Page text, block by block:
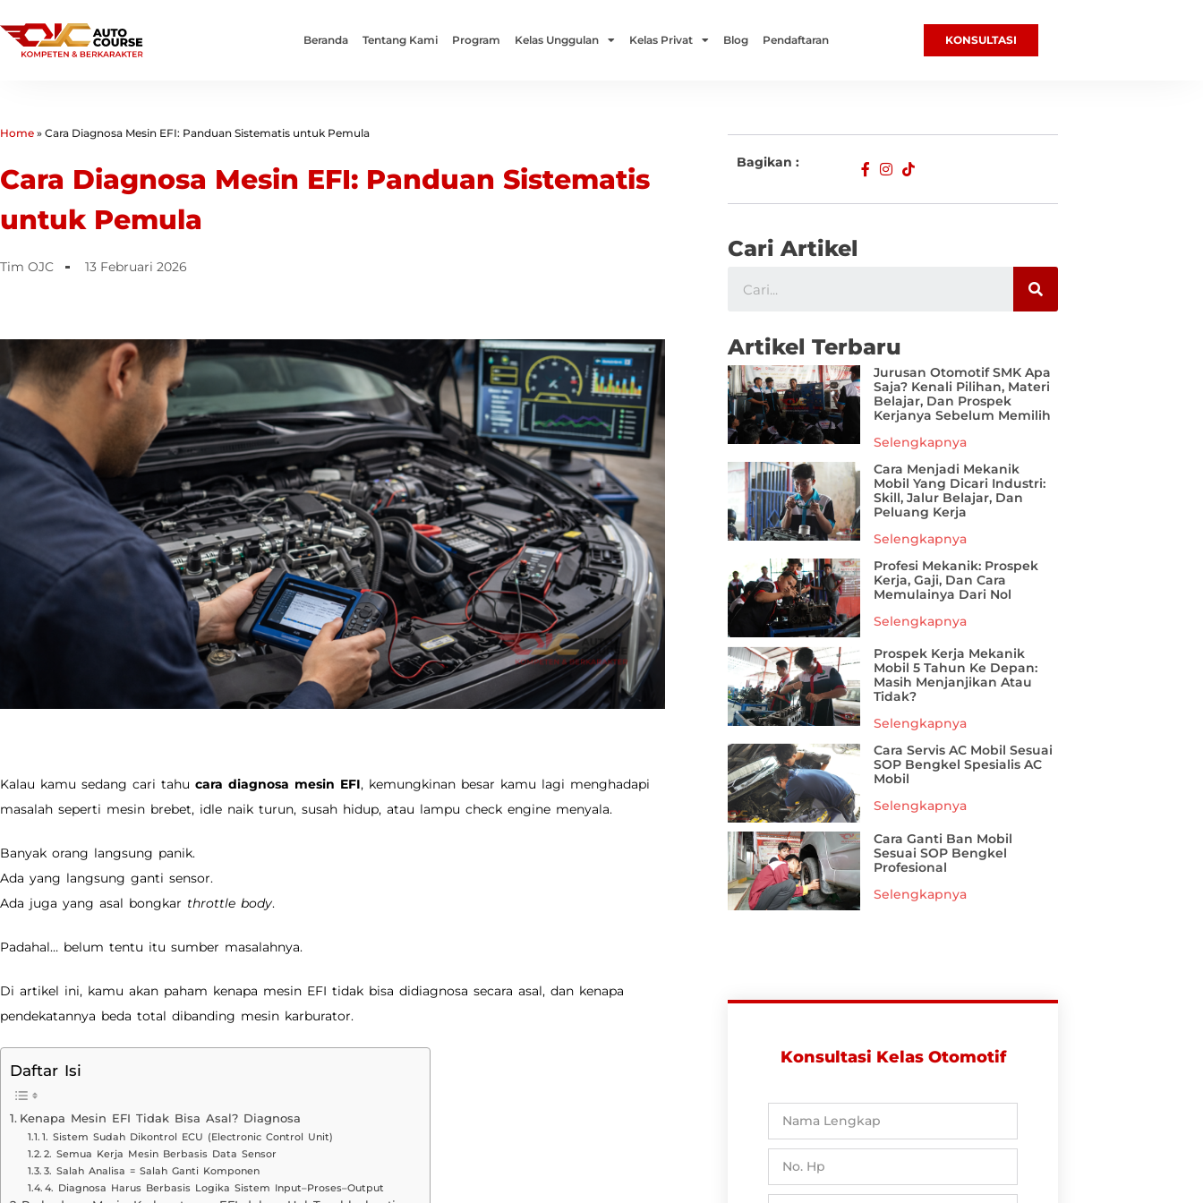
Beranda Tentang Kami Program Kelas Unggulan Kelas Privat Blog Pendaftaran KONSULTASI
Home » Cara Diagnosa Mesin EFI: Panduan Sistematis untuk Pemula
Cara Diagnosa Mesin EFI: Panduan Sistematis
untuk Pemula
Tim OJC 13 Februari 2026
Kalau kamu sedang cari tahu cara diagnosa mesin EFI, kemungkinan besar kamu lagi menghadapi
masalah seperti mesin brebet, idle naik turun, susah hidup, atau lampu check engine menyala.
Banyak orang langsung panik.
Ada yang langsung ganti sensor.
Ada juga yang asal bongkar throttle body.
Padahal… belum tentu itu sumber masalahnya.
Di artikel ini, kamu akan paham kenapa mesin EFI tidak bisa didiagnosa secara asal, dan kenapa
pendekatannya beda total dibanding mesin karburator.
Daftar Isi
Kenapa Mesin EFI Tidak Bisa Asal? Diagnosa
1. Sistem Sudah Dikontrol ECU (Electronic Control Unit)
2. Semua Kerja Mesin Berbasis Data Sensor
3. Salah Analisa = Salah Ganti Komponen
4. Diagnosa Harus Berbasis Logika Sistem Input–Proses–Output
Bagikan :
Cari Artikel
Artikel Terbaru
Jurusan Otomotif SMK Apa
Saja? Kenali Pilihan, Materi
Belajar, Dan Prospek
Kerjanya Sebelum Memilih
Selengkapnya
Cara Menjadi Mekanik
Mobil Yang Dicari Industri:
Skill, Jalur Belajar, Dan
Peluang Kerja
Selengkapnya
Profesi Mekanik: Prospek
Kerja, Gaji, Dan Cara
Memulainya Dari Nol
Selengkapnya
Prospek Kerja Mekanik
Mobil 5 Tahun Ke Depan:
Masih Menjanjikan Atau
Tidak?
Selengkapnya
Cara Servis AC Mobil Sesuai
SOP Bengkel Spesialis AC
Mobil
Selengkapnya
Cara Ganti Ban Mobil
Sesuai SOP Bengkel
Profesional
Selengkapnya
Konsultasi Kelas Otomotif